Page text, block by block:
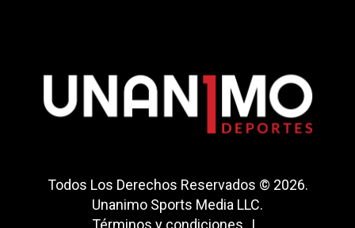
Todos Los Derechos Reservados © 2026.
Unanimo Sports Media LLC.
Términos y condiciones